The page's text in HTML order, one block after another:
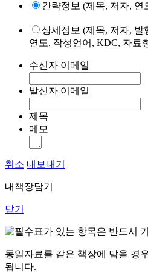
간략정보 (제목, 저자, 연
상세정보 (제목, 저자, 발
연도, 작성언어, KDC, 자료
수신자 이메일
발신자 이메일
제목
메모
취소 내보내기
내책장담기
닫기
표가 있는 항목은 반드시
동일자료를 같은 책장에 담을 경
됩니다.